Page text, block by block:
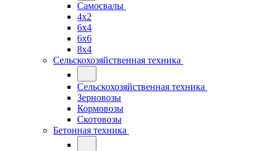
Самосвалы
4x2
6x4
6x6
8x4
Сельскохозяйственная техника
Сельскохозяйственная техника
Зерновозы
Кормовозы
Скотовозы
Бетонная техника